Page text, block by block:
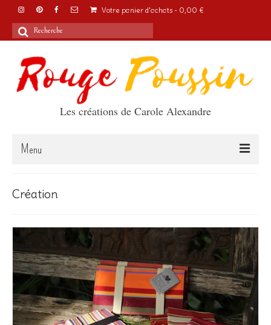
Votre panier d'achats - 0,00 €
Rechercher
Les créations de Carole Alexandre
Menu
A propos
Boutique
Les Créations
Mon compte
Création